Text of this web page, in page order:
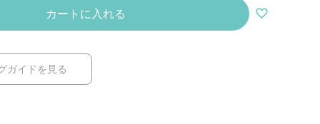
カートに入れる
ガイドを見る